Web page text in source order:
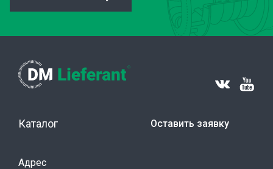
Каталог Оставить заявку
Адрес